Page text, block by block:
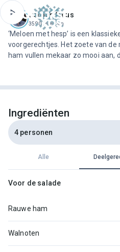
Jeroen Meus
3590 recepten
‘Meloen met hesp’ is een
voorgerechtjes. Het zoete van
ham vullen mekaar zo mooi aan,
bedenk…
Ingrediënten
4 personen
Alle
Voor de salade
Rauwe ham
Walnoten